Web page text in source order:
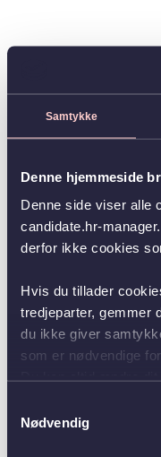
Samtykke
Denne hjemmeside
Denne side viser alle
candidate.hr-
derfor ikke cookies
Hvis du tillader
tredjeparter, gemmer
du ikke giver
som er nødvendige
Nødvendig